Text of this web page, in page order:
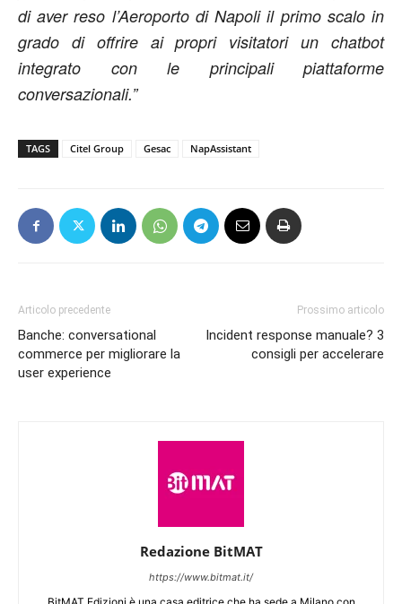
di aver reso l’Aeroporto di Napoli il primo scalo in
grado di offrire ai propri visitatori un chatbot
integrato con le principali piattaforme
conversazionali.”
TAGS Citel Group Gesac NapAssistant
Articolo precedente
Banche: conversational
commerce per migliorare la
user experience
Prossimo articolo
Incident response manuale? 3
consigli per accelerare
Redazione BitMAT
https://www.bitmat.it/